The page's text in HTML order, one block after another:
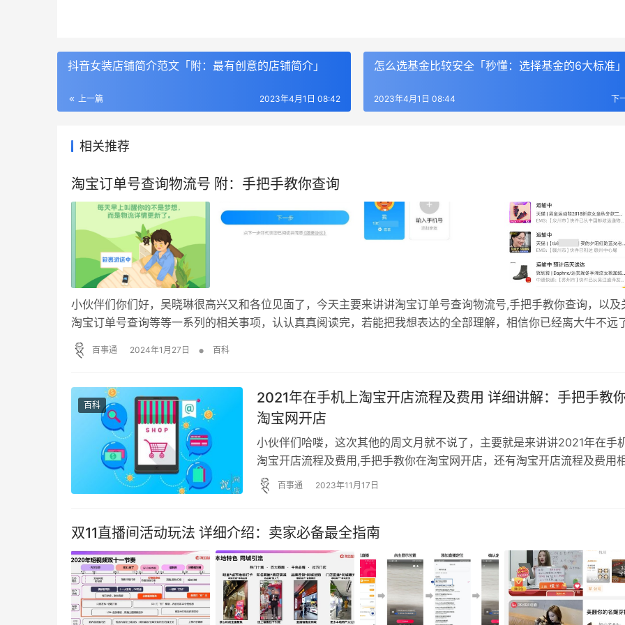
抖音女装店铺简介范文「附：最有创意的店铺简介」
上一篇 2023年4月1日 08:42
怎么选基金比较安全「秒懂：选择基金的6大标准」
下
2023年4月1日 08:44
相关推荐
淘宝订单号查询物流号 附：手把手教你查询
小伙伴们你们好，吴晓琳很高兴又和各位见面了，今天主要来讲讲淘宝订单号查询物流号,手把手教你查询，以及
淘宝订单号查询等等一系列的相关事项，认认真真阅读完，若能把我想表达的全部理解，相信你已经离大牛不远
哈！ 2018年的双十一就这么过去了，不出意料轻松打破了去年的成交额纪录，而其中你贡献了多少呢？相信不少
户都开始等待快递小哥的送货上门服务了吧，都迫不及待…
百事通 2024年1月27日 • 百科
百科
2021年在手机上淘宝开店流程及费用 详细讲解：手把手教
淘宝网开店
小伙伴们哈喽，这次其他的周文月就不说了，主要就是来讲讲2021年在手
淘宝开店流程及费用,手把手教你在淘宝网开店，还有淘宝开店流程及费用
的各种内容，其实这个内容对于新手来说还是挺重要的，因为涉及面很大。
果你认真读了，一定会有所收获！ 自己做的类目要花多少钱才能开店都是不
店的步骤是…
百事通 2023年11月17日
双11直播间活动玩法 详细介绍：卖家必备最全指南